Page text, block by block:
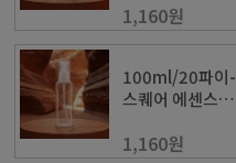
캡)
1,160원
100ml/20파이-
스퀘어 에센스용
캡)
1,160원